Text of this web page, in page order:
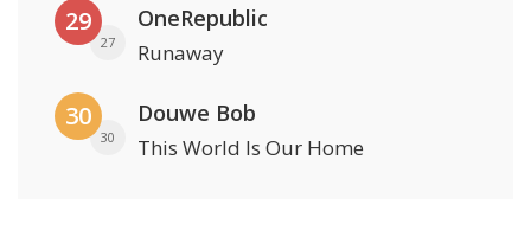
29
27
OneRepublic
Runaway
30
30
Douwe Bob
This World Is Our Home